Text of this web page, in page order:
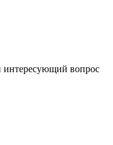
интересующий вопрос